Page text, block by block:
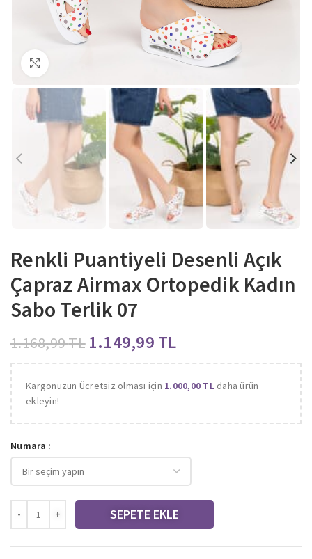
Renkli Puantiyeli Desenli Açık
Çapraz Airmax Ortopedik Kadın
Sabo Terlik 07
1.168,99TL 1.149,99 TL
Kargonuzun Ücretsiz olması için 1.000,00 TLdaha ürün
ekleyin!
Numara
SEPETE EKLE